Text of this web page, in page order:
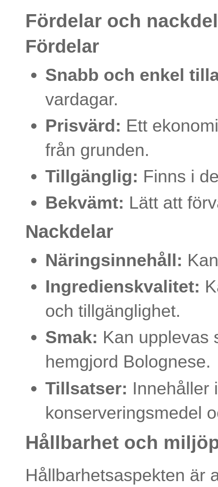
Fördelar och
Fördelar
Snabb och enkel
vardagar.
Prisvärd: Ett
från grunden.
Tillgänglig: Finns i
Bekvämt: Lätt att
Nackdelar
Näringsinnehåll:
Ingredienskvalitet:
och tillgänglighet.
Smak: Kan upplevas
hemgjord Bolognese.
Tillsatser: Innehåller
konserveringsmedel
Hållbarhet och
Hållbarhetsaspekten är